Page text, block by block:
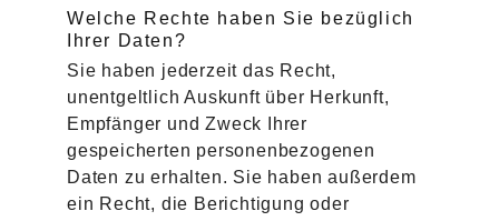
Welche Rechte haben Sie bezüglich
Ihrer Daten?
Sie haben jederzeit das Recht,
unentgeltlich Auskunft über Herkunft,
Empfänger und Zweck Ihrer
gespeicherten personenbezogenen
Daten zu erhalten. Sie haben außerdem
ein Recht, die Berichtigung oder